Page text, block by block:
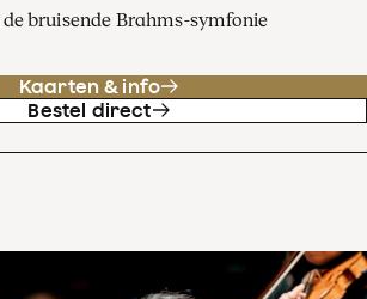
bruisende Brahms-symfonie
Kaarten & info
Bestel direct